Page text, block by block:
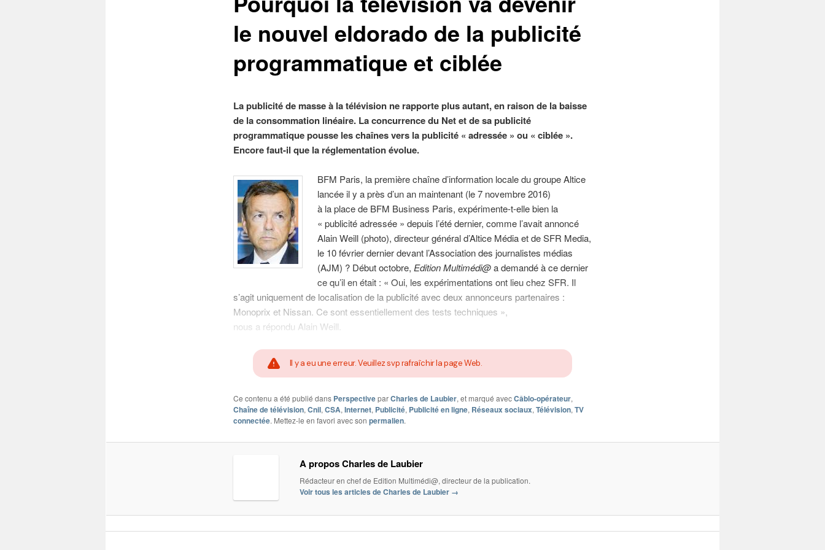
le nouvel eldorado de la publicité
programmatique et ciblée
La publicité de masse à la télévision ne rapporte plus autant, en raison de la baisse
de la consommation linéaire. La concurrence du Net et de sa publicité
programmatique pousse les chaînes vers la publicité « adressée » ou « ciblée ».
Encore faut-il que la réglementation évolue.
BFM Paris, la première chaîne d’information locale du groupe Altice
lancée il y a près d’un an maintenant (le 7 novembre 2016)
à la place de BFM Business Paris, expérimente-t-elle bien la
« publicité adressée » depuis l’été dernier, comme l’avait annoncé
Alain Weill (photo), directeur général d’Altice Média et de SFR Media,
le 10 février dernier devant l’Association des journalistes médias
(AJM) ? Début octobre,Edition Multimédi@a demandé à ce dernier
ce qu’il en était : « Oui, les expérimentations ont lieu chez SFR. Il
s’agit uniquement de localisation de la publicité avec deux annonceurs partenaires :
Monoprix et Nissan. Ce sont essentiellement des tests techniques »,
nous a répondu Alain Weill.
Il y a eu une erreur. Veuillez svp rafraîchir la page Web.
Ce contenu a été publié dans PerspectiveparCharles de Laubier, et marqué avecCâblo-opérateur,
Chaîne de télévision, Cnil, CSA, Internet, Publicité, Publicité en ligne, Réseaux sociaux, Télévision, TV
connectée. Mettez-le en favori avec son permalien.
A propos Charles de Laubier
Rédacteur en chef de Edition Multimédi@, directeur de la publication.
Voir tous les articles de Charles de Laubier →